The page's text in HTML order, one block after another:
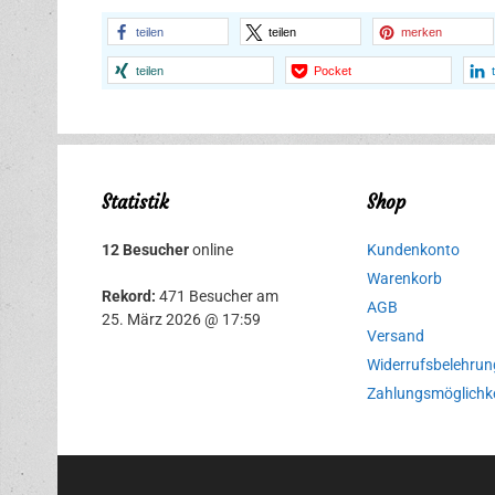
teilen teilen merken
teilen Pocket
Statistik
12 Besucheronline
Rekord: 471 Besucher am
25. März 2026 @ 17:59
Shop
Kundenkonto
Warenkorb
AGB
Versand